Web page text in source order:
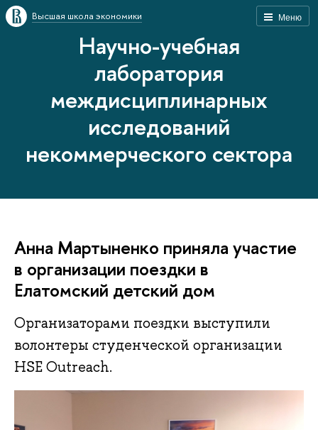
Меню
Высшая школа экономики
Научно-учебная
лаборатория
междисциплинарных
исследований
некоммерческого сектора
Анна Мартыненко приняла участие
в организации поездки в
Елатомский детский дом
Организаторами поездки выступили
волонтеры студенческой организации
HSE Outreach.